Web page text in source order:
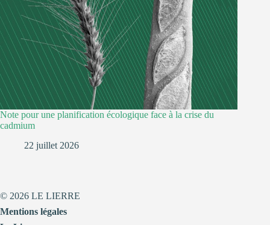
Note pour une planification écologique face à la crise du
cadmium
22 juillet 2026
© 2026 LE LIERRE
Mentions légales